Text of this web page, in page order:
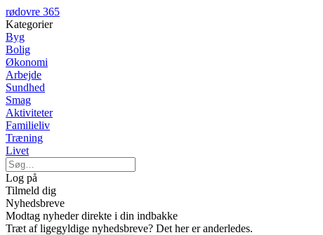
rødovre 365
Kategorier
Byg
Bolig
Økonomi
Arbejde
Sundhed
Smag
Aktiviteter
Familieliv
Træning
Livet
Log på
Tilmeld dig
Nyhedsbreve
Modtag nyheder direkte i din indbakke
Træt af ligegyldige nyhedsbreve? Det her er anderledes.